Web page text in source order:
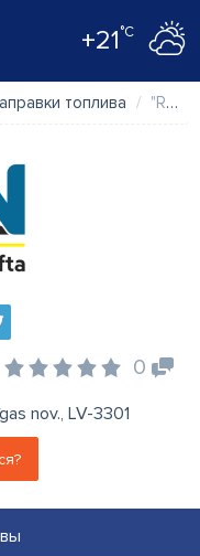
+21°C
топлива "Rietumu nafta" SIA
0
nov., LV-3301